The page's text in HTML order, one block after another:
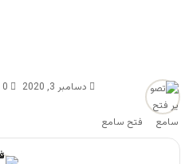
فتح سامع
دسامبر 3, 2020 0